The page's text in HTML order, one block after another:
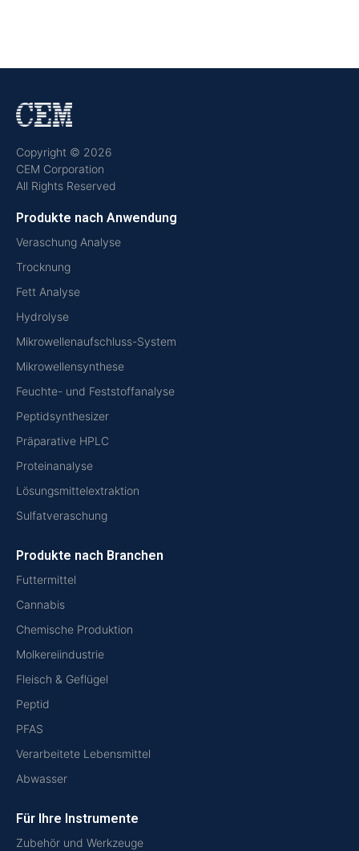
Copyright © 2026
CEM Corporation
All Rights Reserved
Produkte nach Anwendung
Veraschung Analyse
Trocknung
Fett Analyse
Hydrolyse
Mikrowellenaufschluss-System
Mikrowellensynthese
Feuchte- und Feststoffanalyse
Peptidsynthesizer
Präparative HPLC
Proteinanalyse
Lösungsmittelextraktion
Sulfatveraschung
Produkte nach Branchen
Futtermittel
Cannabis
Chemische Produktion
Molkereiindustrie
Fleisch & Geflügel
Peptid
PFAS
Verarbeitete Lebensmittel
Abwasser
Für Ihre Instrumente
Zubehör und Werkzeuge